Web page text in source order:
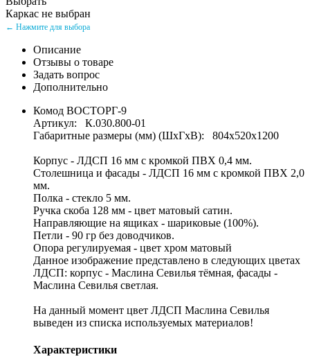
Каркас не выбран
← Нажмите для выбора
Описание
Отзывы о товаре
Задать вопрос
Дополнительно
Комод ВОСТОРГ-9
Артикул: К.030.800-01
Габаритные размеры (мм) (ШхГхВ): 804х520х1200
Корпус - ЛДСП 16 мм с кромкой ПВХ 0,4 мм.
Столешница и фасады - ЛДСП 16 мм с кромкой ПВХ 2,0
мм.
Полка - стекло 5 мм.
Ручка скоба 128 мм - цвет матовый сатин.
Направляющие на ящиках - шариковые (100%).
Петли - 90 гр без доводчиков.
Опора регулируемая - цвет хром матовый
Данное изображение представлено в следующих цветах
ЛДСП: корпус - Маслина Севилья тёмная, фасады -
Маслина Севилья светлая.
На данный момент цвет ЛДСП Маслина Севилья
выведен из списка используемых материалов!
Характеристики